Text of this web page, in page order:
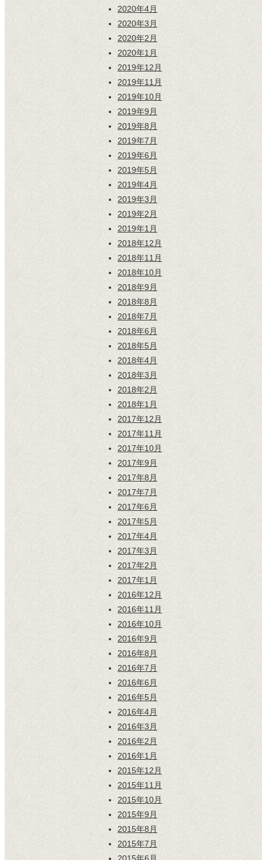
2020年4月
2020年3月
2020年2月
2020年1月
2019年12月
2019年11月
2019年10月
2019年9月
2019年8月
2019年7月
2019年6月
2019年5月
2019年4月
2019年3月
2019年2月
2019年1月
2018年12月
2018年11月
2018年10月
2018年9月
2018年8月
2018年7月
2018年6月
2018年5月
2018年4月
2018年3月
2018年2月
2018年1月
2017年12月
2017年11月
2017年10月
2017年9月
2017年8月
2017年7月
2017年6月
2017年5月
2017年4月
2017年3月
2017年2月
2017年1月
2016年12月
2016年11月
2016年10月
2016年9月
2016年8月
2016年7月
2016年6月
2016年5月
2016年4月
2016年3月
2016年2月
2016年1月
2015年12月
2015年11月
2015年10月
2015年9月
2015年8月
2015年7月